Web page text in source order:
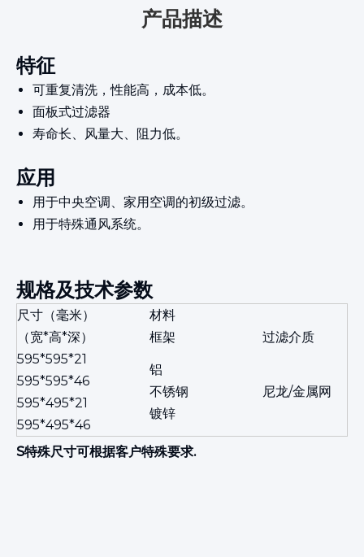
产品描述
特征
可重复清洗，性能高，成本低。
面板式过滤器
寿命长、风量大、阻力低。
应用
用于中央空调、家用空调的初级过滤。
用于特殊通风系统。
规格及技术参数
尺寸（毫米）
（宽*高*深）
材料
框架
过滤介质
595*595*21
铝
不锈钢
镀锌
尼龙/金属网
595*595*46
595*495*21
595*495*46
S特殊尺寸可根据客户特殊要求.